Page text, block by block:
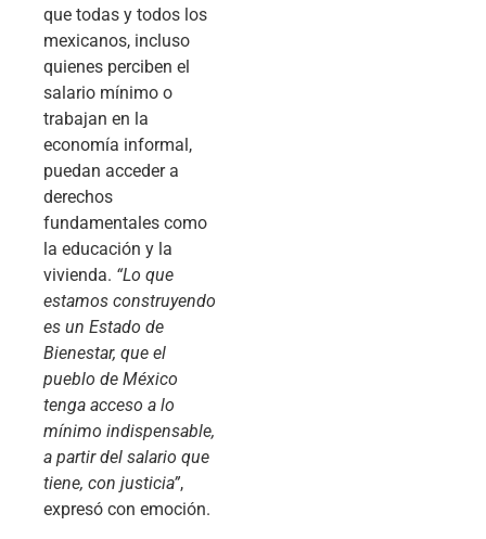
que todas y todos los
mexicanos, incluso
quienes perciben el
salario mínimo o
trabajan en la
economía informal,
puedan acceder a
derechos
fundamentales como
la educación y la
vivienda. “Lo que
estamos construyendo
es un Estado de
Bienestar, que el
pueblo de México
tenga acceso a lo
mínimo indispensable,
a partir del salario que
tiene, con justicia”,
expresó con emoción.